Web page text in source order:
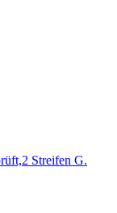
Streifen G.